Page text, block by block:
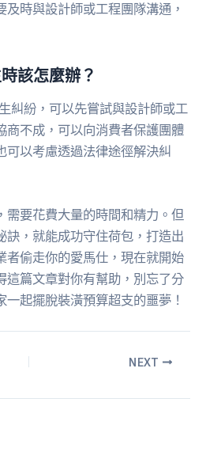
時與設計師或工程團隊溝通，
該怎麼辦？
糾紛，可以先嘗試與設計師或工
商不成，可以向消費者保護團體
可以考慮透過法律途徑解決糾
需要花費大量的時間和精力。但
訣，就能成功守住荷包，打造出
者偷走你的愛馬仕，現在就開始
這篇文章對你有幫助，別忘了分
起擺脫裝潢預算超支的噩夢！
NEXT